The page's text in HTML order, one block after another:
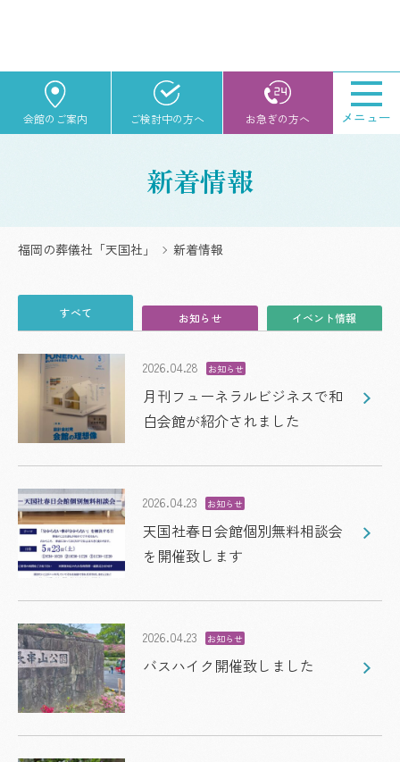
会館のご案内 ご検討中の方へ お急ぎの方へ メニュー
新着情報
福岡の葬儀社「天国社」 新着情報
すべて お知らせ イベント情報
2026.04.28 お知らせ
月刊フューネラルビジネスで和
白会館が紹介されました
2026.04.23 お知らせ
天国社春日会館個別無料相談会
を開催致します
2026.04.23 お知らせ
バスハイク開催致しました